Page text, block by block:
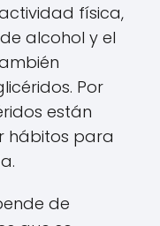
física,
alcohol y el
Por
están
hábitos para
de